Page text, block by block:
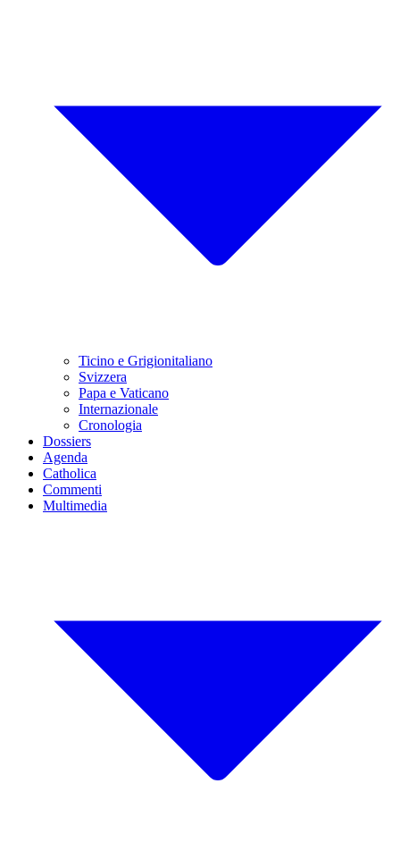
Ticino e Grigionitaliano
Svizzera
Papa e Vaticano
Internazionale
Cronologia
Dossiers
Agenda
Catholica
Commenti
Multimedia